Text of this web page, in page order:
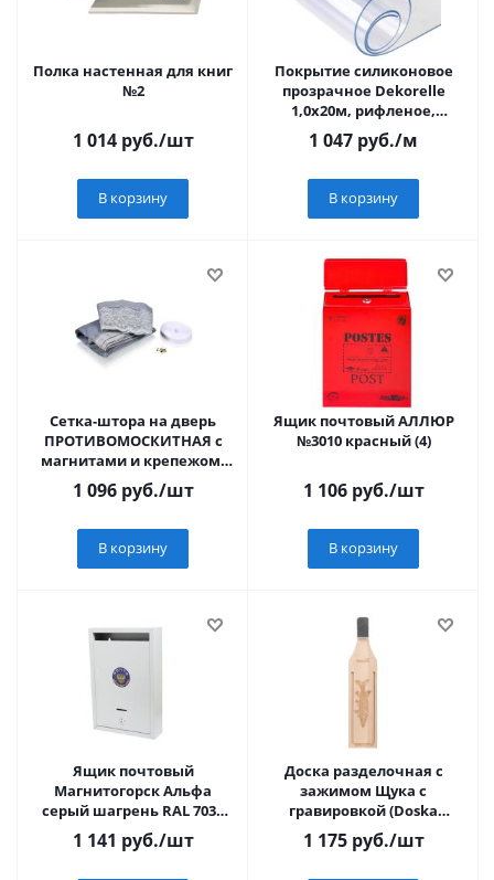
Полка настенная для книг
№2
1 014руб./шт
В корзину
Покрытие силиконовое
прозрачное Dekorelle
1,0x20м, рифленое,
толщина 2,0мм
1 047 руб./м
В корзину
Сетка-штора на дверь
ПРОТИВОМОСКИТНАЯ с
магнитами и крепежом,
45*210 см 2шт. в уп. /20
1 096руб./шт
В корзину
Ящик почтовый АЛЛЮР
№3010 красный (4)
1 106руб./шт
В корзину
Ящик почтовый
Магнитогорск Альфа
серый шагрень RAL 7035
(10)
1 141 руб./шт
Доска разделочная с
зажимом Щука с
гравировкой (Doska
HELIOS Щука) Helios
1 175руб./шт